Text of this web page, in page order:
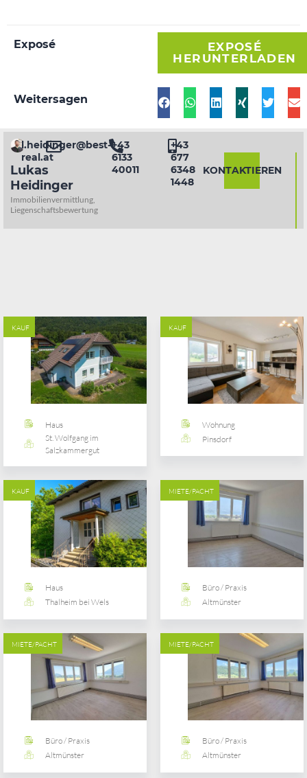
Exposé
EXPOSÉ
HERUNTERLADEN
Weitersagen
Lukas
Heidinger
Immobilienvermittlung,
Liegenschaftsbewertung
l.heidinger@best-
real.at
+43
6133
40011
+43
677
6348
1448
KONTAKTIEREN
KAUF
Haus
St. Wolfgang im
Salzkammergut
KAUF
Wohnung
Pinsdorf
KAUF
Haus
Thalheim bei Wels
MIETE/PACHT
Büro / Praxis
Altmünster
MIETE/PACHT
Büro / Praxis
Altmünster
MIETE/PACHT
Büro / Praxis
Altmünster